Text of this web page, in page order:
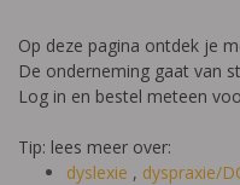
Op deze pagina ontdek je
De onderneming gaat van
Log in en bestel meteen
Tip: lees meer over:
dyslexie , dyspraxie/